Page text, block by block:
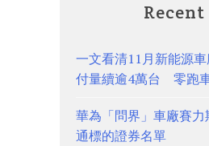
Recent
一文看清11月新能源
付量續逾4萬台 零跑
華為「問界」車廠賽
通標的證券名單